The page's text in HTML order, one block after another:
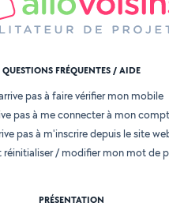
QUESTIONS FRÉQUENTES / AIDE
pas à faire vérifier mon mobile
pas à me connecter à mon
pas à m'inscrire depuis le site
/ modifier mon mot de
PRÉSENTATION